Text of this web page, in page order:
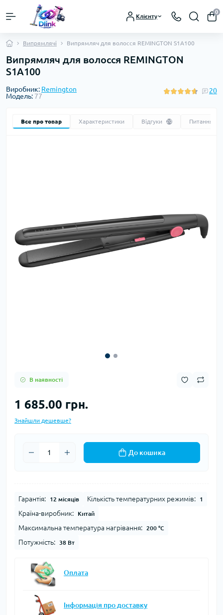
Клієнту
0
Випрямлячі Випрямляч для волосся REMINGTON S1A100
Випрямляч для волосся REMINGTON
S1A100
Виробник: Remington
Модель: 77
20
Все про товар Характеристики Відгуки 20 Питання
В наявності
1 685.00 грн.
Знайшли дешевше?
До кошика
Гарантія: 12 місяців Кількість температурних режимів: 1
Країна-виробник: Китай
Максимальна температура нагрівання: 200 °C
Потужність: 38 Вт
Оплата
Інформація про доставку